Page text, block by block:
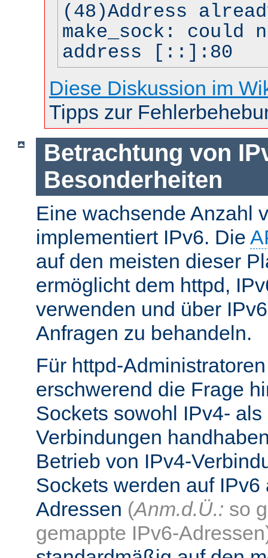
(48)Address
make_sock: could
address [::]:80
Diese Diskussion im
Tipps zur
Betrachtung von
Besonderheiten
Eine wachsende Anzahl
implementiert IPv6. Die
auf den meisten dieser
ermöglicht dem httpd,
verwenden und über
Anfragen zu behandeln.
Für httpd-
erschwerend die Frage
Sockets sowohl IPv4-
Verbindungen
Betrieb von IPv4-
Sockets werden auf
Adressen (Anm.d.Ü.: so
gemappte IPv6-